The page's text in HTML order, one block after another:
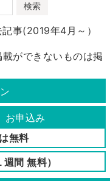
検索
事(2019年4月～）
ができないものは掲
お申込み
無料
間 無料）